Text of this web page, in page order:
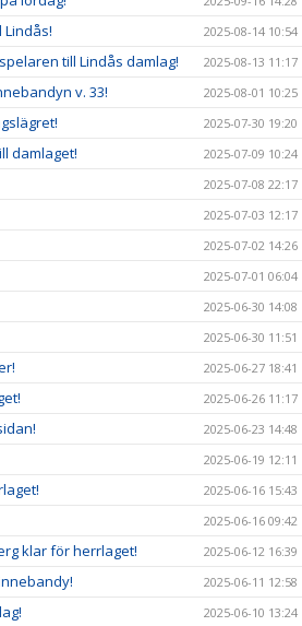
2025-08-14 10:54
till Lindås damlag! 2025-08-13 11:17
v. 33! 2025-08-01 10:25
2025-07-30 19:20
damlaget! 2025-07-09 10:24
2025-07-08 22:17
2025-07-03 12:17
2025-07-02 14:26
2025-07-01 06:04
2025-06-30 14:08
2025-06-30 11:51
2025-06-27 18:41
2025-06-26 11:17
2025-06-23 14:48
2025-06-19 12:11
2025-06-16 15:43
2025-06-16 09:42
klar för herrlaget! 2025-06-12 16:39
2025-06-11 12:58
2025-06-10 13:24